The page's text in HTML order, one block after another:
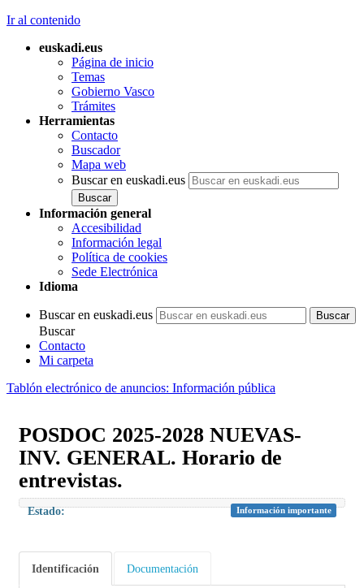
Ir al contenido
euskadi.eus
Página de inicio
Temas
Gobierno Vasco
Trámites
Herramientas
Contacto
Buscador
Mapa web
Buscar en euskadi.eus
Información general
Accesibilidad
Información legal
Política de cookies
Sede Electrónica
Idioma
Buscar en euskadi.eus
Buscar
Contacto
Mi carpeta
Tablón electrónico de anuncios: Información pública
POSDOC 2025-2028 NUEVAS-
INV. GENERAL. Horario de
entrevistas.
Estado: Información importante
Identificación Documentación